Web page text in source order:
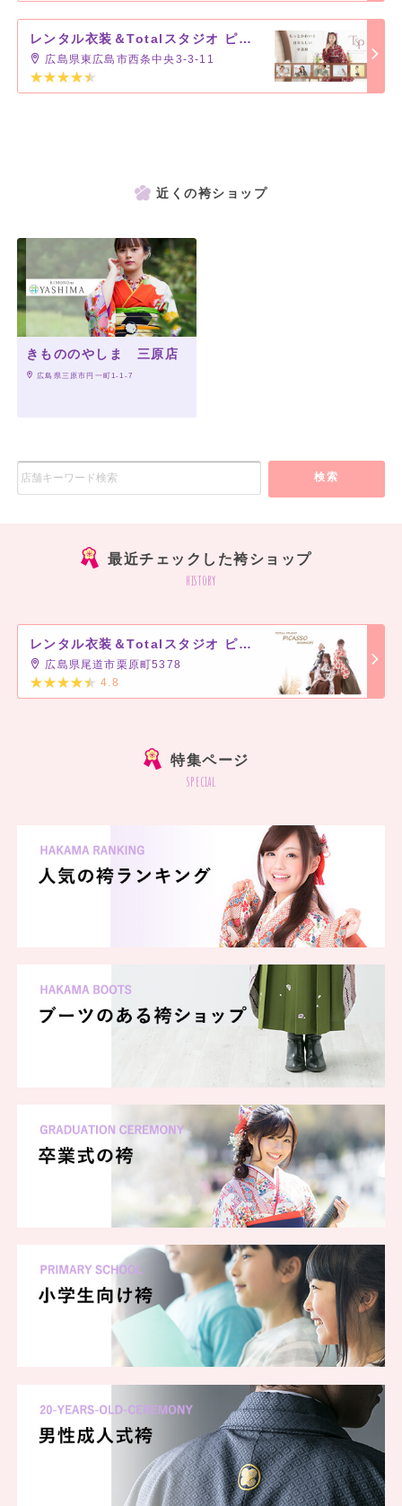
レンタル衣装＆Totalスタジオ ピカソ 東広島店
広島県東広島市西条中央3-3-11
近くの袴ショップ
きもののやしま 三原店
広島県三原市円一町1-1-7
検索
最近チェックした袴ショップ
history
レンタル衣装＆Totalスタジオ ピカソ 尾道メイト店
広島県尾道市栗原町5378
4.8
特集ページ
special